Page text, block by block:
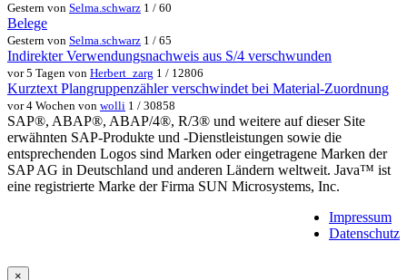
Gestern von Selma.schwarz 1 / 60
Belege
Gestern von Selma.schwarz 1 / 65
Indirekter Verwendungsnachweis aus S/4 verschwunden
vor 5 Tagen von Herbert_zarg 1 / 12806
Kurztext Plangruppenzähler verschwindet bei Material-Zuordnung
vor 4 Wochen von wolli 1 / 30858
SAP®, ABAP®, ABAP/4®, R/3® und weitere auf dieser Site
erwähnten SAP-Produkte und -Dienstleistungen sowie die
entsprechenden Logos sind Marken oder eingetragene Marken der
SAP AG in Deutschland und anderen Ländern weltweit. Java™ ist
eine registrierte Marke der Firma SUN Microsystems, Inc.
Impressum
Datenschutz
×